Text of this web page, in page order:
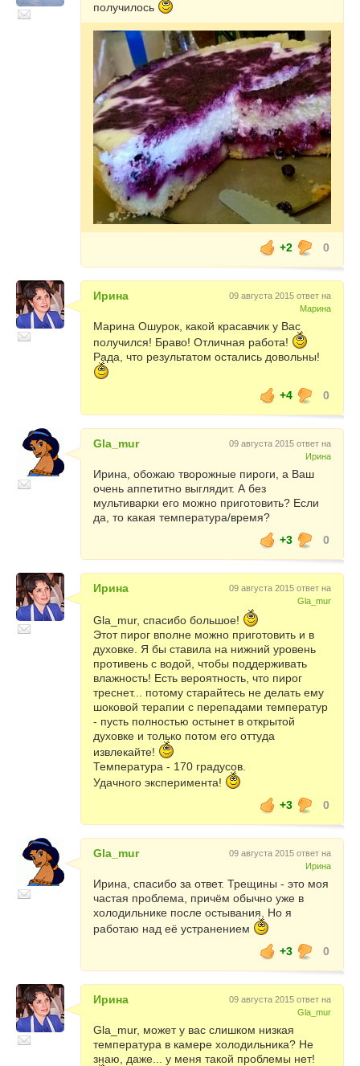
получилось
+2 0
Ирина
09 августа 2015 ответ на
Марина
Марина Ошурок, какой красавчик у Вас
получился! Браво! Отличная работа!
Рада, что результатом остались довольны!
+4 0
Gla_mur
09 августа 2015 ответ на
Ирина
Ирина, обожаю творожные пироги, а Ваш
очень аппетитно выглядит. А без
мультиварки его можно приготовить? Если
да, то какая температура/время?
+3
0
Ирина
09 августа 2015 ответ на
Gla_mur
Gla_mur, спасибо большое!
Этот пирог вполне можно приготовить и в
духовке. Я бы ставила на нижний уровень
противень с водой, чтобы поддерживать
влажность! Есть вероятность, что пирог
треснет... потому старайтесь не делать ему
шоковой терапии с перепадами температур
- пусть полностью остынет в открытой
духовке и только потом его оттуда
извлекайте!
Температура - 170 градусов.
Удачного эксперимента!
+3
0
Gla_mur
09 августа 2015 ответ на
Ирина
Ирина, спасибо за ответ. Трещины - это моя
частая проблема, причём обычно уже в
холодильнике после остывания. Но я
работаю над её устранением
+3
0
Ирина
09 августа 2015 ответ на
Gla_mur
Gla_mur, может у вас слишком низкая
температура в камере холодильника? Не
знаю, даже... у меня такой проблемы нет!